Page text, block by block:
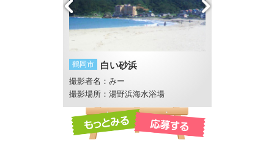
鶴岡市 白い砂浜
撮影者名：みー
撮影場所：湯野浜海水浴場